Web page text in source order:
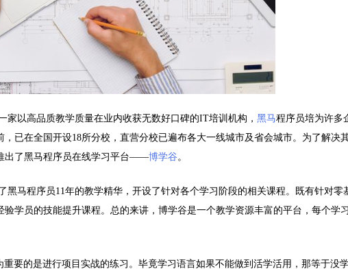
家以高品质教学质量在业内收获无数好口碑的IT培训机构， 黑马程序员培为许多
，已在全国开设18所分校，直营分校已遍布各大一线城市及省会城市。为了解决
出了黑马程序员在线学习平台——博学谷。
黑马程序员11年的教学精华，开设了针对各个学习阶段的相关课程。既有针对零
学员的技能提升课程。总的来讲，博学谷是一个教学资源丰富的平台，每个学
要的是进行项目实战的练习。毕竟学习语言如果不能做到活学活用，那等于没学